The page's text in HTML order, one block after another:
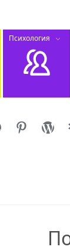
Психология